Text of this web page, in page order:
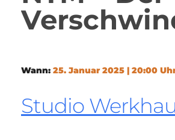
SHARED READING
REGELN FÜR KULTURPARKETT
Wann: 25. Januar 2025 | 20:00
Studio